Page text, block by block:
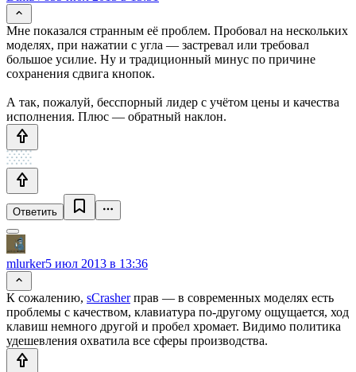
Мне показался странным её проблем. Пробовал на нескольких
моделях, при нажатии с угла — застревал или требовал
большое усилие. Ну и традиционный минус по причине
сохранения сдвига кнопок.
А так, пожалуй, бесспорный лидер с учётом цены и качества
исполнения. Плюс — обратный наклон.
Ответить
mlurker5 июл 2013 в 13:36
К сожалению, sCrasherправ — в современных моделях есть
проблемы с качеством, клавиатура по-другому ощущается, ход
клавиш немного другой и пробел хромает. Видимо политика
удешевления охватила все сферы производства.